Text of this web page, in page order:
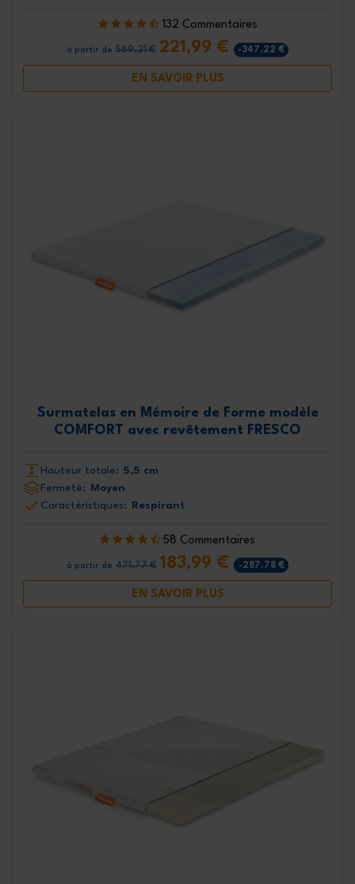
132 Commentaires
à partir de 569,21 € 221,99 € -347,22 €
EN SAVOIR PLUS
Surmatelas en Mémoire de Forme modèle
COMFORT avec revêtement FRESCO
Hauteur totale: 5,5 cm
Fermeté: Moyen
Caractéristiques: Respirant
58 Commentaires
à partir de 471,77 € 183,99 € -287,78 €
EN SAVOIR PLUS